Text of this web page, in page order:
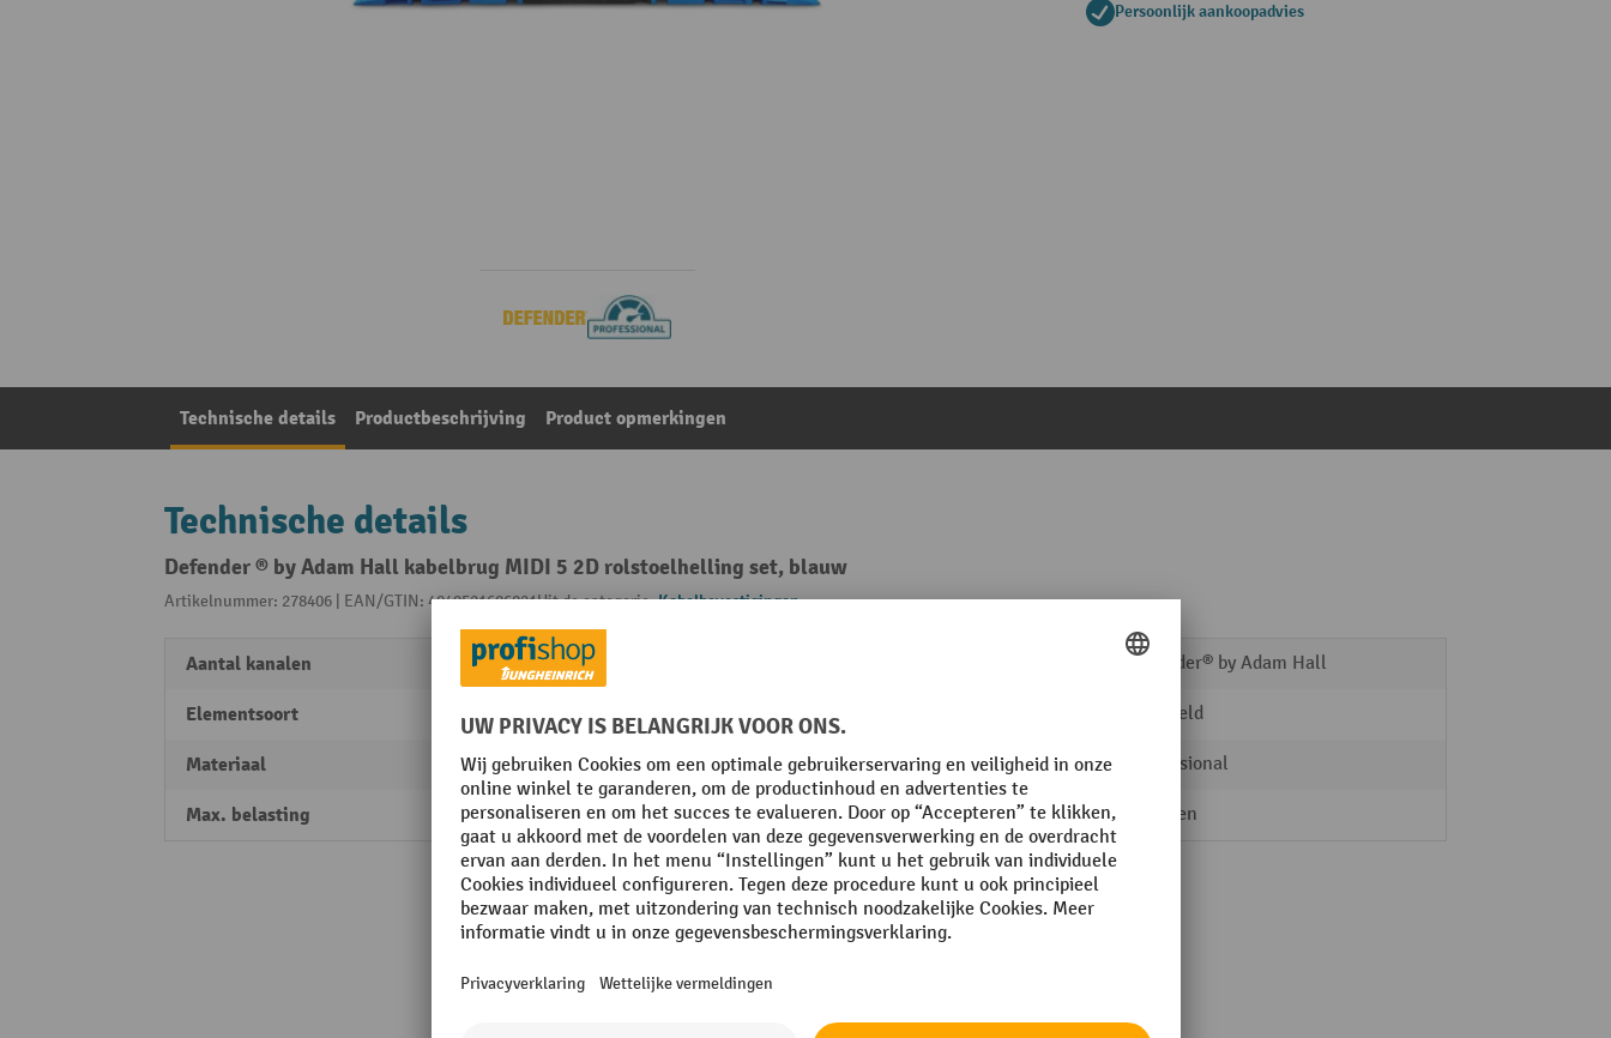
Persoonlijk aankoopadvies
Technische details Productbeschrijving Product opmerkingen
Technische details
Defender ® by Adam Hall kabelbrug MIDI 5 2D rolstoelhelling set, blauw
Artikelnummer: 278406 | EAN/GTIN: 4049521606021Uit de categorie:Kabelbevestigingen
Aantal kanalen 5
Elementsoort Hoofdelement
Materiaal Polyurethaan (PU)
Max. belasting 5 t
Defender® by Adam Hall
Oppervlak geribbeld
Rubriek Professional
Verkeersdrempels type Opritten